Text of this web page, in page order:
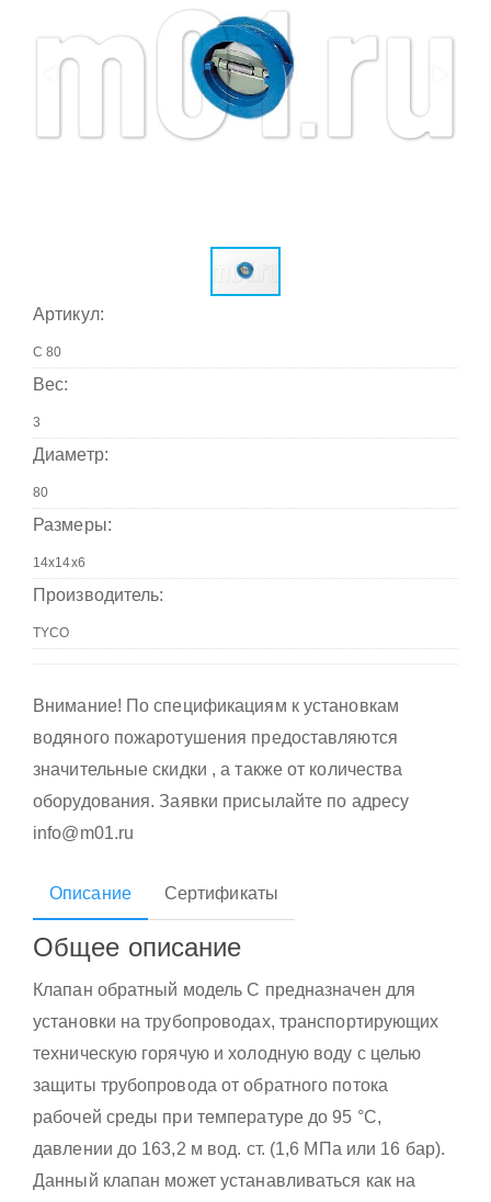
Артикул:
Вес:
Диаметр:
Размеры:
Производитель:
Внимание! По спецификациям к установкам
водяного пожаротушения предоставляются
значительные скидки , а также от количества
оборудования. Заявки присылайте по адресу
info@m01.ru
Описание Сертификаты
Общее описание
Клапан обратный модель С предназначен для
установки на трубопроводах, транспортирующих
техническую горячую и холодную воду с целью
защиты трубопровода от обратного потока
рабочей среды при температуре до 95 °С,
давлении до 163,2 м вод. ст. (1,6 МПа или 16 бар).
Данный клапан может устанавливаться как на